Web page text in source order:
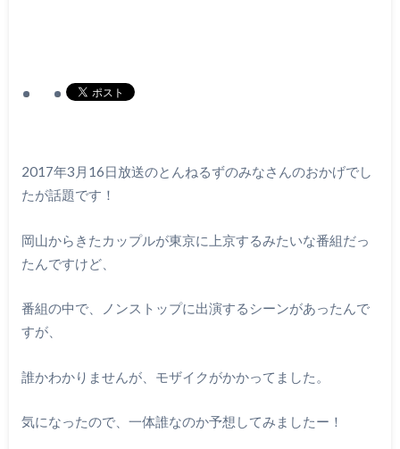
2017年3月16日放送のとんねるずのみなさんのおかげでし
たが話題です！
岡山からきたカップルが東京に上京するみたいな番組だっ
たんですけど、
番組の中で、ノンストップに出演するシーンがあったんで
すが、
誰かわかりませんが、モザイクがかかってました。
気になったので、一体誰なのか予想してみましたー！